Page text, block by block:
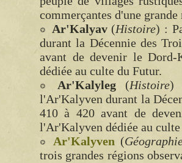
commerçantes d'une grande
Ar'Kalyav(Histoire) :
durant la Décennie des
avant de devenir le Dord-
dédiée au culte du Futur.
Ar'Kalyleg(Histoire)
l'Ar'Kalyven durant la
410 à 420 avant de
l'Ar'Kalyven dédiée au culte
Ar'Kalyven (
trois grandes régions